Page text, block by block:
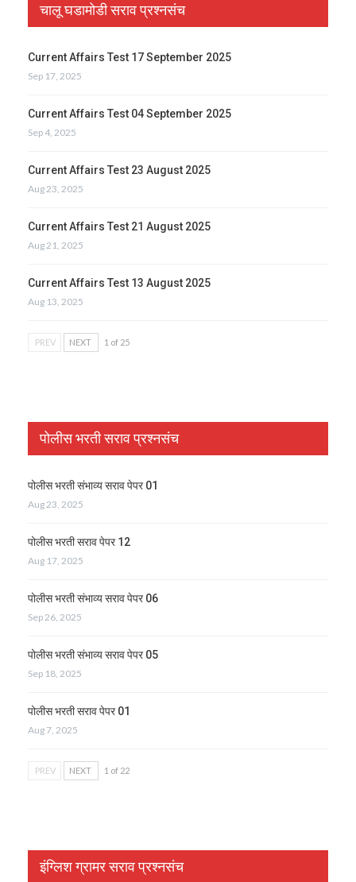
चालू घडामोडी सराव प्रश्नसंच
Current Affairs Test 17 September 2025
Sep 17, 2025
Current Affairs Test 04 September 2025
Sep 4, 2025
Current Affairs Test 23 August 2025
Aug 23, 2025
Current Affairs Test 21 August 2025
Aug 21, 2025
Current Affairs Test 13 August 2025
Aug 13, 2025
PREV NEXT 1 of 25
पोलीस भरती सराव प्रश्नसंच
पोलीस भरती संभाव्य सराव पेपर 01
Aug 23, 2025
पोलीस भरती सराव पेपर 12
Aug 17, 2025
पोलीस भरती संभाव्य सराव पेपर 06
Sep 26, 2025
पोलीस भरती संभाव्य सराव पेपर 05
Sep 18, 2025
पोलीस भरती सराव पेपर 01
Aug 7, 2025
PREV NEXT 1 of 22
इंग्लिश ग्रामर सराव प्रश्नसंच